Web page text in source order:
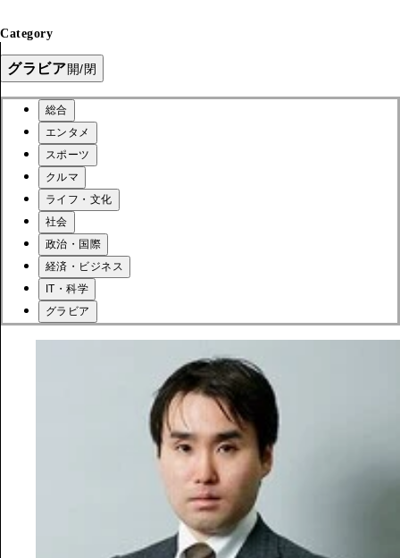
Category
グラビア開/閉
総合
エンタメ
スポーツ
クルマ
ライフ・文化
社会
政治・国際
経済・ビジネス
IT・科学
グラビア